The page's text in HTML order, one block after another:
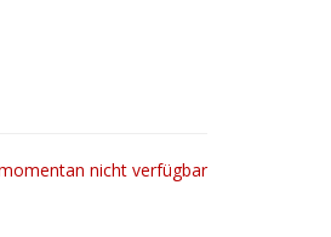
nicht verfügbar